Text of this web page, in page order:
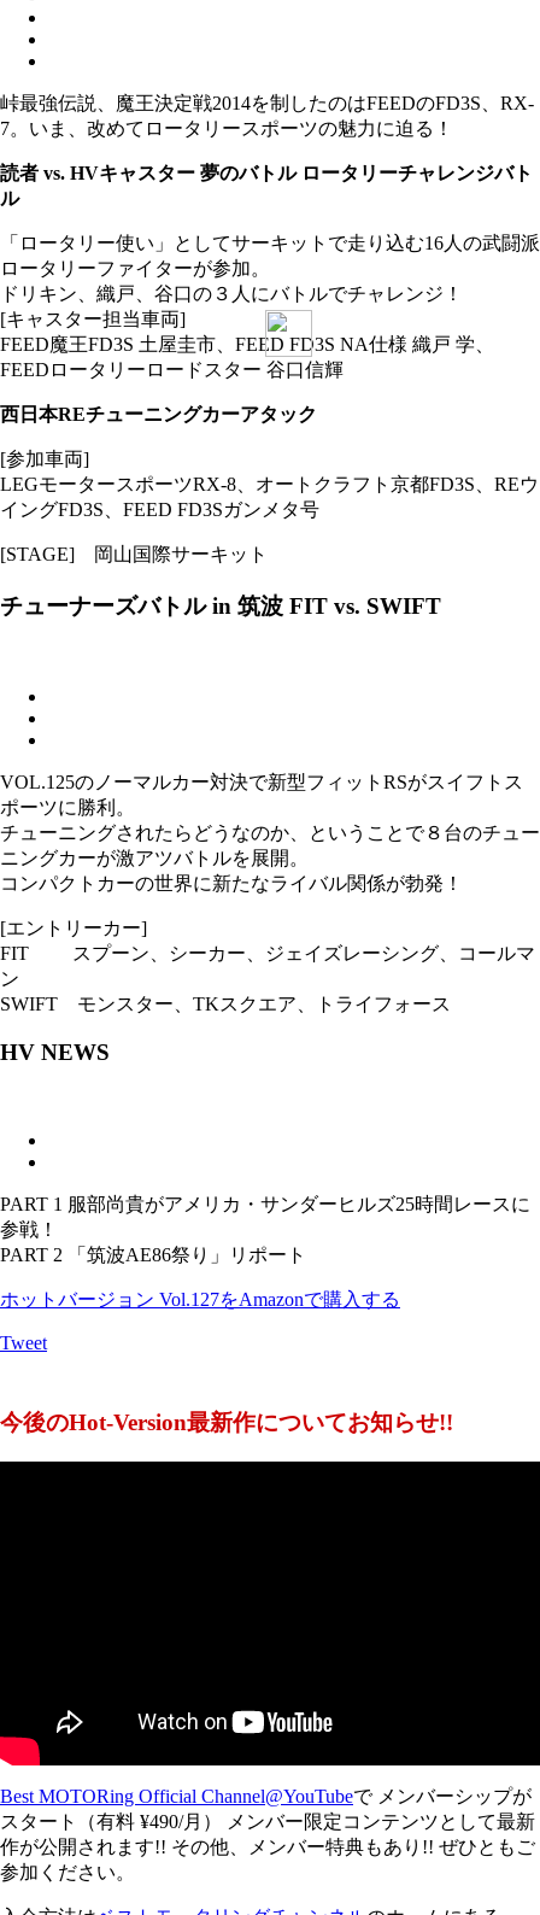
峠最強伝説、魔王決定戦2014を制したのはFEEDのFD3S、RX-
7。いま、改めてロータリースポーツの魅力に迫る！
読者 vs. HVキャスター 夢のバトル ロータリーチャレンジバト
ル
「ロータリー使い」としてサーキットで走り込む16人の武闘派
ロータリーファイターが参加。
ドリキン、織戸、谷口の３人にバトルでチャレンジ！
[キャスター担当車両]
FEED魔王FD3S 土屋圭市、FEED FD3S NA仕様 織戸 学、
FEEDロータリーロードスター 谷口信輝
西日本REチューニングカーアタック
[参加車両]
LEGモータースポーツRX-8、オートクラフト京都FD3S、REウ
イングFD3S、FEED FD3Sガンメタ号
[STAGE] 岡山国際サーキット
チューナーズバトル in 筑波 FIT vs. SWIFT
VOL.125のノーマルカー対決で新型フィットRSがスイフトス
ポーツに勝利。
チューニングされたらどうなのか、ということで８台のチュー
ニングカーが激アツバトルを展開。
コンパクトカーの世界に新たなライバル関係が勃発！
[エントリーカー]
FIT スプーン、シーカー、ジェイズレーシング、コールマ
ン
SWIFT モンスター、TKスクエア、トライフォース
HV NEWS
PART 1 服部尚貴がアメリカ・サンダーヒルズ25時間レースに
参戦！
PART 2 「筑波AE86祭り」リポート
ホットバージョン Vol.127をAmazonで購入する
Tweet
今後のHot-Version最新作についてお知らせ!!
Best MOTORing Official Channel@YouTubeで メンバーシップが
スタート（有料 ¥490/月） メンバー限定コンテンツとして最新
作が公開されます!! その他、メンバー特典もあり!! ぜひともご
参加ください。